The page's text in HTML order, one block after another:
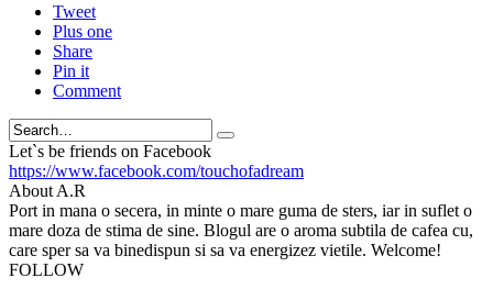
Tweet
Plus one
Share
Pin it
Comment
Search
Let`s be friends on Facebook
https://www.facebook.com/touchofadream
About A.R
Port in mana o secera, in minte o mare guma de sters, iar in suflet o
mare doza de stima de sine. Blogul are o aroma subtila de cafea cu,
care sper sa va binedispun si sa va energizez vietile. Welcome!
FOLLOW